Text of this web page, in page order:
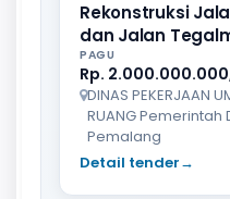
Rekonstruksi
dan Jalan
PAGU
Rp.
DINAS PEKERJAAN
RUANG
Pemalang
Detail tender→